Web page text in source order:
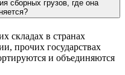
сборных грузов, где она
складах в странах
прочих государствах
и объединяются